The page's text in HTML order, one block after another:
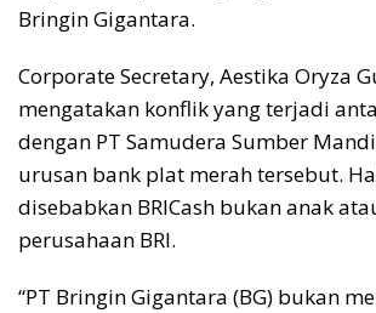
Bringin Gigantara.
Corporate Secretary, Aestika Oryza
mengatakan konflik yang terjadi
dengan PT Samudera Sumber
urusan bank plat merah tersebut.
disebabkan BRICash bukan anak
perusahaan BRI.
“PT Bringin Gigantara (BG) bukan